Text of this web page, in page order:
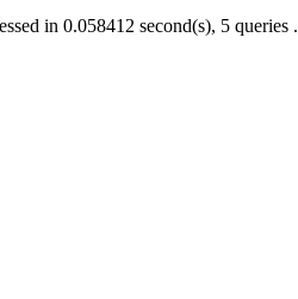
in 0.058412 second(s), 5 queries .